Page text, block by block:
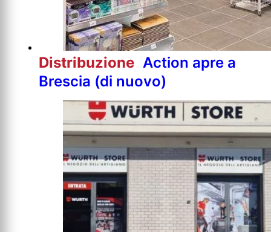
Distribuzione Action apre a
Brescia (di nuovo)